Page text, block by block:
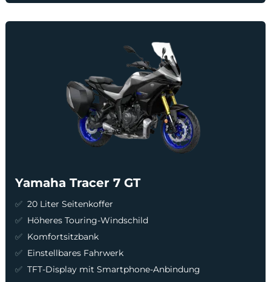
Yamaha Tracer 7 GT
20 Liter Seitenkoffer
Höheres Touring-Windschild
Komfortsitzbank
Einstellbares Fahrwerk
TFT-Display mit Smartphone-Anbindung